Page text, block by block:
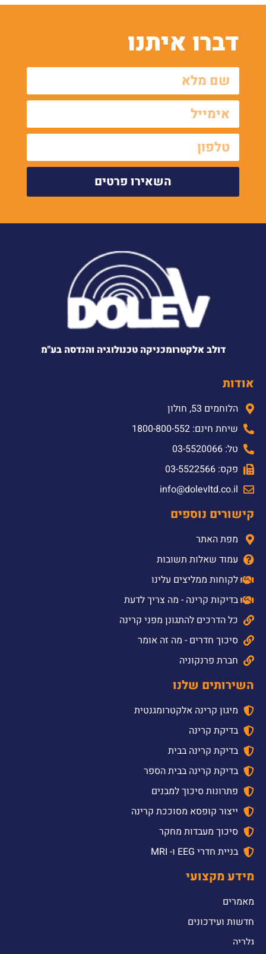
דברו איתנו
השאירו פרטים
דולב אלקטרומכניקה טכנולוגיה והנדסה בע"מ
אודות
הלוחמים 53, חולון
שיחת חינם: 1800-800-552
טל: 03-5520066
פקס: 03-5522566
info@dolevltd.co.il
קישורים נוספים
מפת האתר
עמוד שאלות תשובות
לקוחות ממליצים עלינו
בדיקות קרינה - מה צריך לדעת
כל הדרכים להתגונן מפני קרינה
סיכוך חדרים - מה זה אומר
חברת פרנקוניה
השירותים שלנו
מיגון קרינה אלקטרומגנטית
בדיקת קרינה
בדיקת קרינה בבית
בדיקת קרינה בבית הספר
פתרונות סיכוך למבנים
ייצור קופסא מסוככת קרינה
סיכוך מעבדות מחקר
בניית חדרי EEG ו- MRI
מידע מקצועי
מאמרים
חדשות ועידכונים
גלריה